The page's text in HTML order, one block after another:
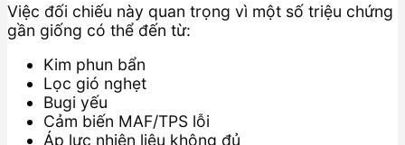
Việc đối chiếu này quan trọng vì một số triệu chứng
gần giống có thể đến từ:
Kim phun bẩn
Lọc gió nghẹt
Bugi yếu
Cảm biến MAF/TPS lỗi
Áp lực nhiên liệu không đủ